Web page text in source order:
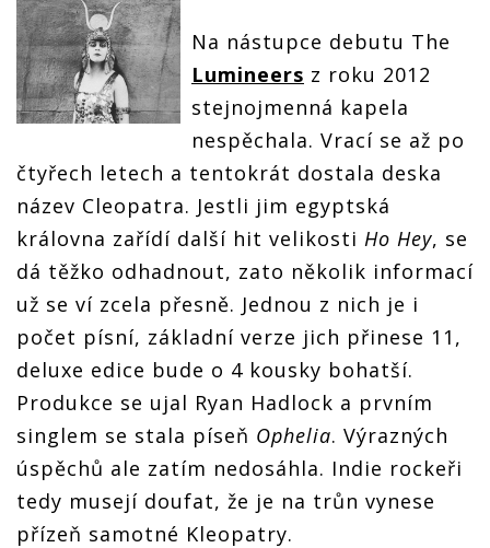
Na nástupce debutu The
Lumineers z roku 2012
stejnojmenná kapela
nespěchala. Vrací se až po
čtyřech letech a tentokrát dostala deska
název Cleopatra. Jestli jim egyptská
královna zařídí další hit velikosti Ho Hey, se
dá těžko odhadnout, zato několik informací
už se ví zcela přesně. Jednou z nich je i
počet písní, základní verze jich přinese 11,
deluxe edice bude o 4 kousky bohatší.
Produkce se ujal Ryan Hadlock a prvním
singlem se stala píseň Ophelia. Výrazných
úspěchů ale zatím nedosáhla. Indie rockeři
tedy musejí doufat, že je na trůn vynese
přízeň samotné Kleopatry.